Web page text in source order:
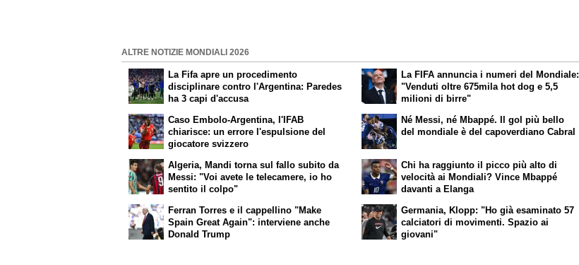
ALTRE NOTIZIE MONDIALI 2026
La Fifa apre un procedimento
disciplinare contro l'Argentina: Paredes
ha 3 capi d'accusa
Caso Embolo-Argentina, l'IFAB
chiarisce: un errore l'espulsione del
giocatore svizzero
La FIFA annuncia i numeri del Mondiale:
"Venduti oltre 675mila hot dog e 5,5
milioni di birre"
Né Messi, né Mbappé. Il gol più bello
del mondiale è del capoverdiano Cabral
Algeria, Mandi torna sul fallo subito da
Messi: "Voi avete le telecamere, io ho
sentito il colpo"
Ferran Torres e il cappellino "Make
Spain Great Again": interviene anche
Donald Trump
Chi ha raggiunto il picco più alto di
velocità ai Mondiali? Vince Mbappé
davanti a Elanga
Germania, Klopp: "Ho già esaminato 57
calciatori di movimenti. Spazio ai
giovani"